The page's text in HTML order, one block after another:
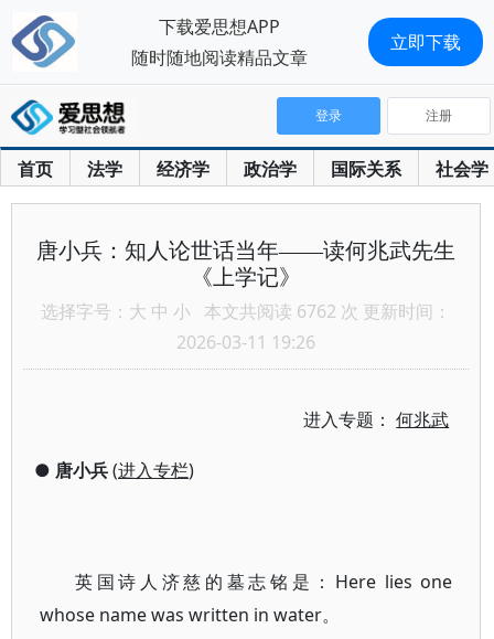
首页 法学 经济学 政治学 国际关系 社会学
登录 注册
唐小兵：知人论世话当年——读何兆武先生
《上学记》
选择字号： 大 中 小 本文共阅读 6762 次 更新时间：
2026-03-11 19:26
进入专题：何兆武
● 唐小兵(进入专栏)
英国诗人济慈的墓志铭是：Here lies one
whose name was written in water。
下载爱思想APP
随时随地阅读精品文章
立即下载